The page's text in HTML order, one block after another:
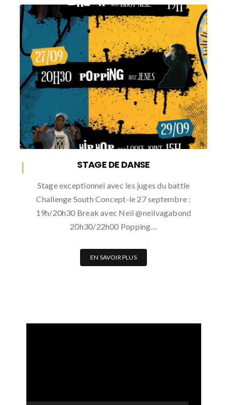
STAGE DE DANSE
Stage exceptionnel avec les juges du battle
Challenge South Concept-le 27 septembre :
19h/20h30 Break avec Neil @neilvagabond
20h30/22h00 Popping…
EN SAVOIR PLUS